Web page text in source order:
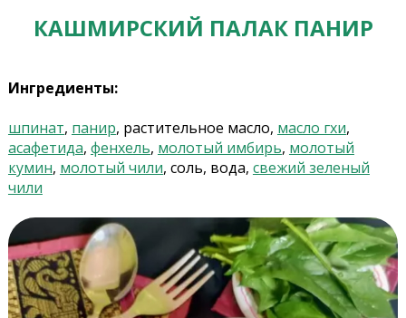
КАШМИРСКИЙ ПАЛАК ПАНИР
Ингредиенты:
шпинат, панир, растительное масло, масло гхи,
асафетида, фенхель, молотый имбирь, молотый
кумин, молотый чили, соль, вода, свежий зеленый
чили